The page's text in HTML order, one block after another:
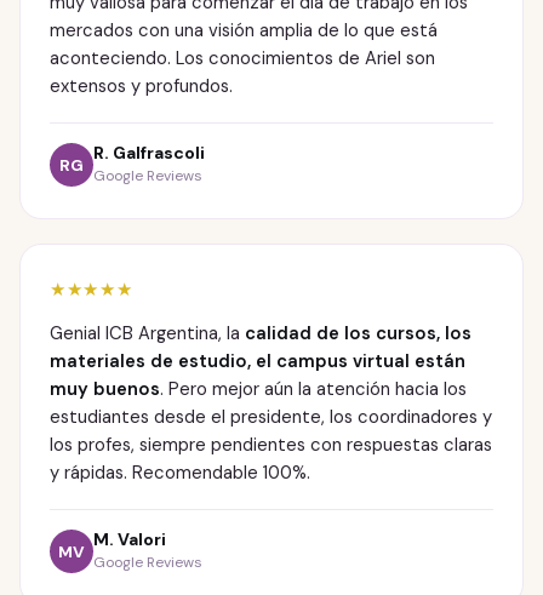
mercados con una visión amplia de lo que está
aconteciendo. Los conocimientos de Ariel son
extensos y profundos.
RG
R. Galfrascoli
Google Reviews
★★★★★
Genial ICB Argentina, la calidad de los cursos, los
materiales de estudio, el campus virtual están
muy buenos. Pero mejor aún la atención hacia los
estudiantes desde el presidente, los coordinadores y
los profes, siempre pendientes con respuestas claras
y rápidas. Recomendable 100%.
MV
M. Valori
Google Reviews